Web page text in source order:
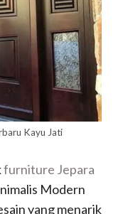
Kayu Jati
furniture Jepara
Modern
yang menarik